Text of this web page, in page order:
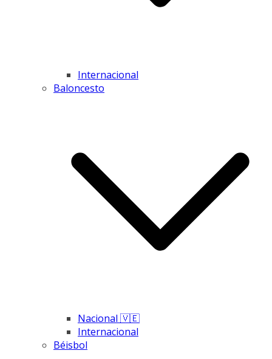
Internacional
Baloncesto
Nacional 🇻🇪
Internacional
Béisbol